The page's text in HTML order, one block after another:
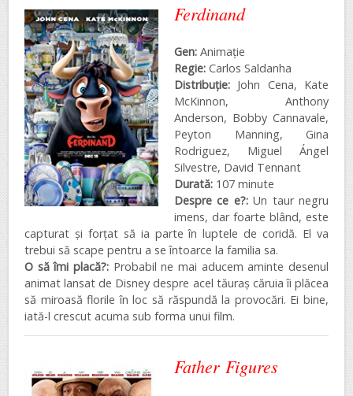
Ferdinand
Gen: Animație
Regie: Carlos Saldanha
Distribuţie: John Cena, Kate
McKinnon, Anthony
Anderson, Bobby Cannavale,
Peyton Manning, Gina
Rodriguez, Miguel Ángel
Silvestre, David Tennant
Durată: 107 minute
Despre ce e?:Un taur negru
imens, dar foarte blând, este
capturat și forțat să ia parte în luptele de coridă. El va
trebui să scape pentru a se întoarce la familia sa.
O să îmi placă?: Probabil ne mai aducem aminte desenul
animat lansat de Disney despre acel tăuraș căruia îi plăcea
să miroasă florile în loc să răspundă la provocări. Ei bine,
iată-l crescut acuma sub forma unui film.
Father Figures